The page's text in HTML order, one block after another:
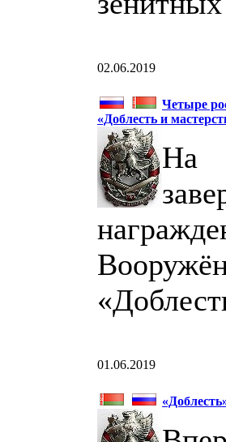
02.06.2019
Четыре
«Доблесть и
На
01.06.2019